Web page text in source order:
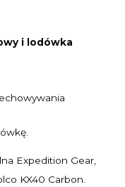
i lodówka
Expedition Gear,
KX40 Carbon.